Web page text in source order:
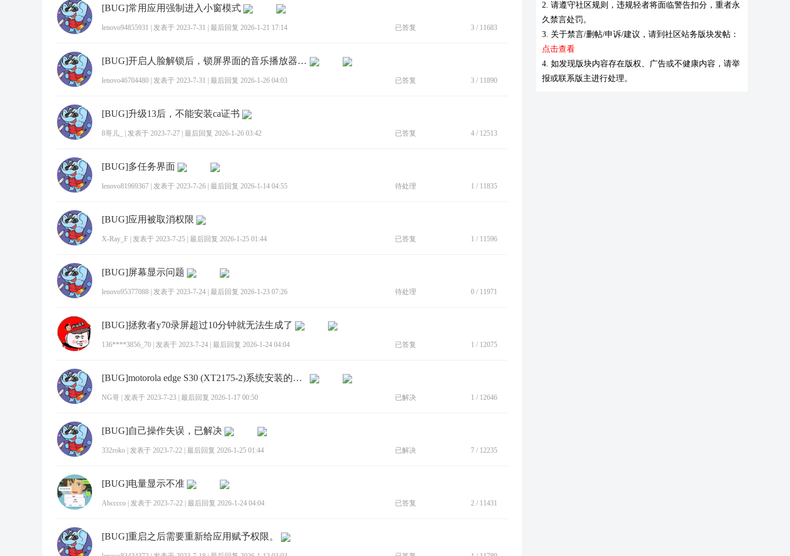
[BUG]常用应用强制进入小窗模式
lenovo94855931 发表于 2023-7-31 最后回复 2026-1-21 17:14 已答复 3 / 11683
[BUG]开启人脸解锁后，锁屏界面的音乐播放器横幅消失
lenovo46704480 发表于 2023-7-31 最后回复 2026-1-26 04:03 已答复 3 / 11890
[BUG]升级13后，不能安装ca证书
8哥儿_ 发表于 2023-7-27 最后回复 2026-1-26 03:42 已答复 4 / 12513
[BUG]多任务界面
lenovo81969367 发表于 2023-7-26 最后回复 2026-1-14 04:55 待处理 1 / 11835
[BUG]应用被取消权限
X-Ray_F 发表于 2023-7-25 最后回复 2026-1-25 01:44 已答复 1 / 11596
[BUG]屏幕显示问题
lenovo95377088 发表于 2023-7-24 最后回复 2026-1-23 07:26 待处理 0 / 11971
[BUG]拯救者y70录屏超过10分钟就无法生成了
136****3856_70 发表于 2023-7-24 最后回复 2026-1-24 04:04 已答复 1 / 12075
[BUG]motorola edge S30 (XT2175-2)系统安装的应用不显示名称
NG哥 发表于 2023-7-23 最后回复 2026-1-17 00:50 已解决 1 / 12646
[BUG]自己操作失误，已解决
332roko 发表于 2023-7-22 最后回复 2026-1-25 01:44 已解决 7 / 12235
[BUG]电量显示不准
Abcccco 发表于 2023-7-22 最后回复 2026-1-24 04:04 已答复 2 / 11431
[BUG]重启之后需要重新给应用赋予权限。
2. 请遵守社区规则，违规轻者将面临警告扣分，重者永
久禁言处罚。
3. 关于禁言/删帖/申诉/建议，请到社区站务版块发帖：
点击查看
4. 如发现版块内容存在版权、广告或不健康内容，请举
报或联系版主进行处理。